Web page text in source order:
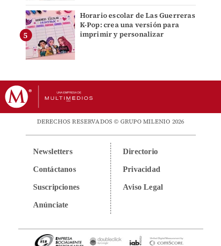
Horario escolar de Las Guerreras
K-Pop: crea una versión para
imprimir y personalizar
DERECHOS RESERVADOS © GRUPO MILENIO 2026
Newsletters
Contáctanos
Suscripciones
Anúnciate
Directorio
Privacidad
Aviso Legal